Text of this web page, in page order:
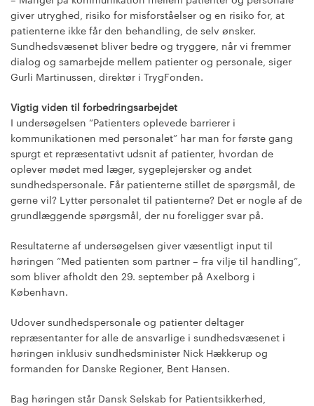
giver utryghed, risiko for misforståelser og en risiko for, at
patienterne ikke får den behandling, de selv ønsker.
Sundhedsvæsenet bliver bedre og tryggere, når vi fremmer
dialog og samarbejde mellem patienter og personale, siger
Gurli Martinussen, direktør i TrygFonden.
Vigtig viden til forbedringsarbejdet
I undersøgelsen “Patienters oplevede barrierer i
kommunikationen med personalet” har man for første gang
spurgt et repræsentativt udsnit af patienter, hvordan de
oplever mødet med læger, sygeplejersker og andet
sundhedspersonale. Får patienterne stillet de spørgsmål, de
gerne vil? Lytter personalet til patienterne? Det er nogle af de
grundlæggende spørgsmål, der nu foreligger svar på.
Resultaterne af undersøgelsen giver væsentligt input til
høringen “Med patienten som partner – fra vilje til handling”,
som bliver afholdt den 29. september på Axelborg i
København.
Udover sundhedspersonale og patienter deltager
repræsentanter for alle de ansvarlige i sundhedsvæsenet i
høringen inklusiv sundhedsminister Nick Hækkerup og
formanden for Danske Regioner, Bent Hansen.
Bag høringen står Dansk Selskab for Patientsikkerhed,